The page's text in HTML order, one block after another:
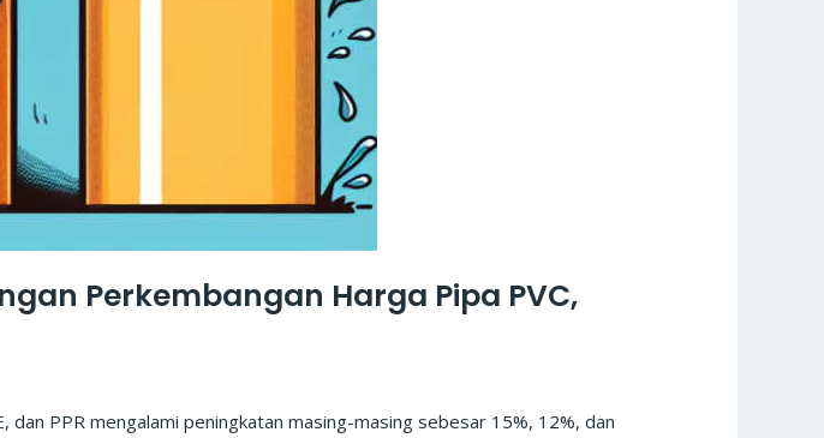
Perkembangan Harga Pipa PVC,
dan PPR mengalami peningkatan masing-masing sebesar 15%, 12%, dan